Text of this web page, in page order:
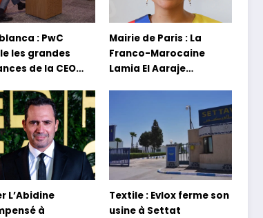
: PwC
les grandes
de la CEO
Mairie de Paris : La
Franco-Marocaine
Lamia El Aaraje
L’Abidine
à
Textile : Evlox ferme son
usine à Settat